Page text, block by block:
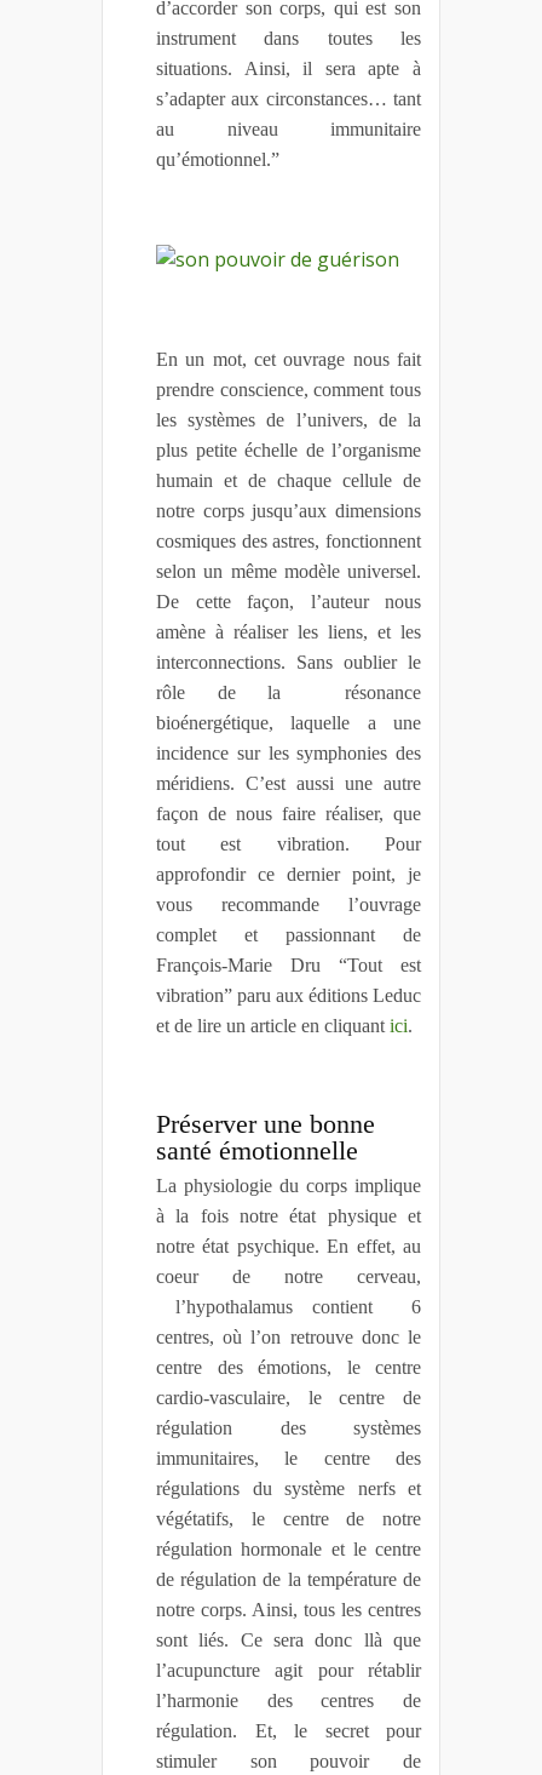
d’accorder son corps, qui est son
instrument dans toutes les
situations. Ainsi, il sera apte à
s’adapter aux circonstances… tant
au niveau immunitaire
qu’émotionnel.”
En un mot, cet ouvrage nous fait
prendre conscience, comment tous
les systèmes de l’univers, de la
plus petite échelle de l’organisme
humain et de chaque cellule de
notre corps jusqu’aux dimensions
cosmiques des astres, fonctionnent
selon un même modèle universel.
De cette façon, l’auteur nous
amène à réaliser les liens, et les
interconnections. Sans oublier le
rôle de la résonance
bioénergétique, laquelle a une
incidence sur les symphonies des
méridiens. C’est aussi une autre
façon de nous faire réaliser, que
tout est vibration. Pour
approfondir ce dernier point, je
vous recommande l’ouvrage
complet et passionnant de
François-Marie Dru “Tout est
vibration” paru aux éditions Leduc
et de lire un article en cliquant ici.
Préserver une bonne
santé émotionnelle
La physiologie du corps implique
à la fois notre état physique et
notre état psychique. En effet, au
coeur de notre cerveau,
l’hypothalamus contient 6
centres, où l’on retrouve donc le
centre des émotions, le centre
cardio-vasculaire, le centre de
régulation des systèmes
immunitaires, le centre des
régulations du système nerfs et
végétatifs, le centre de notre
régulation hormonale et le centre
de régulation de la température de
notre corps. Ainsi, tous les centres
sont liés. Ce sera donc llà que
l’acupuncture agit pour rétablir
l’harmonie des centres de
régulation. Et, le secret pour
stimuler son pouvoir de